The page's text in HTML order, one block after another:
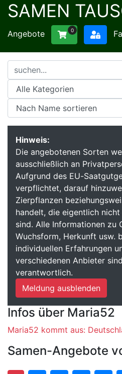
SAMEN
Angebote 0
Hinweis:
Die angebotenen Sorten
ausschließlich an
Aufgrund des EU-
verpflichtet, darauf
Zierpflanzen
handelt, die eigentlich
sind. Alle Informationen zu
Wuchsform, Herkunft usw.
individuellen Erfahrungen
verschiedenen Anbieter
verantwortlich.
Meldung ausblenden
Infos über Maria52
Maria52 kommt aus:
Samen-Angebote